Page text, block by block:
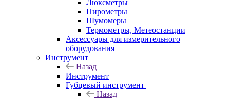
Люксметры
Пирометры
Шумомеры
Термометры, Метеостанции
Аксессуары для измерительного
оборудования
Инструмент
Назад
Инструмент
Губцевый инструмент
Назад